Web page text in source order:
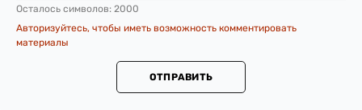
Осталось символов: 2000
Авторизуйтесь, чтобы иметь возможность комментировать
материалы
ОТПРАВИТЬ